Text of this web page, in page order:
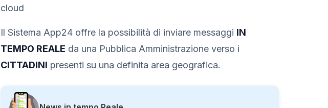
cloud
Il Sistema App24 offre la possibilità di inviare messaggi IN
TEMPO REALE da una Pubblica Amministrazione verso i
CITTADINI presenti su una definita area geografica.